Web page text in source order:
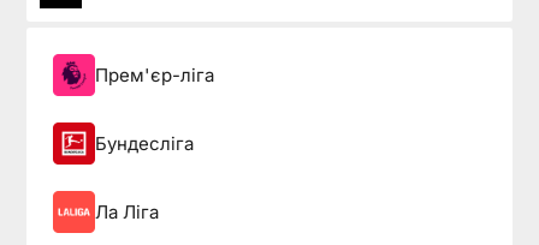
Прем'єр-ліга
Бундесліга
Ла Ліга